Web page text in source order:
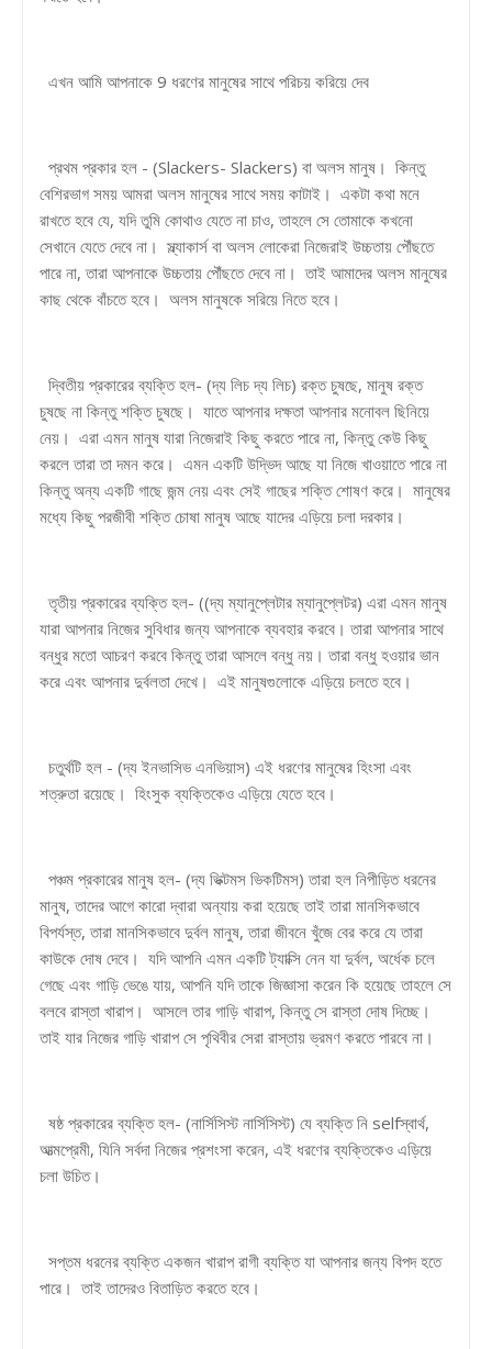
এখন আমি আপনাকে 9 ধরণের মানুষের সাথে পরিচয় করিয়ে দেব
প্রথম প্রকার হল - (Slackers- Slackers) বা অলস মানুষ। কিন্তু
বেশিরভাগ সময় আমরা অলস মানুষের সাথে সময় কাটাই। একটা কথা মনে
রাখতে হবে যে, যদি তুমি কোথাও যেতে না চাও, তাহলে সে তোমাকে কখনো
সেখানে যেতে দেবে না। স্ল্যাকার্স বা অলস লোকেরা নিজেরাই উচ্চতায় পৌঁছতে
পারে না, তারা আপনাকে উচ্চতায় পৌঁছতে দেবে না। তাই আমাদের অলস মানুষের
কাছ থেকে বাঁচতে হবে। অলস মানুষকে সরিয়ে নিতে হবে।
দ্বিতীয় প্রকারের ব্যক্তি হল- (দ্য লিচ দ্য লিচ) রক্ত ​​চুষছে, মানুষ রক্ত ​​
চুষছে না কিন্তু শক্তি চুষছে। যাতে আপনার দক্ষতা আপনার মনোবল ছিনিয়ে
নেয়। এরা এমন মানুষ যারা নিজেরাই কিছু করতে পারে না, কিন্তু কেউ কিছু
করলে তারা তা দমন করে। এমন একটি উদ্ভিদ আছে যা নিজে খাওয়াতে পারে না
কিন্তু অন্য একটি গাছে জন্ম নেয় এবং সেই গাছের শক্তি শোষণ করে। মানুষের
মধ্যে কিছু পরজীবী শক্তি চোষা মানুষ আছে যাদের এড়িয়ে চলা দরকার।
তৃতীয় প্রকারের ব্যক্তি হল- ((দ্য ম্যানুপ্লেটার ম্যানুপ্লেটর) এরা এমন মানুষ
যারা আপনার নিজের সুবিধার জন্য আপনাকে ব্যবহার করবে। তারা আপনার সাথে
বন্ধুর মতো আচরণ করবে কিন্তু তারা আসলে বন্ধু নয়। তারা বন্ধু হওয়ার ভান
করে এবং আপনার দুর্বলতা দেখে। এই মানুষগুলোকে এড়িয়ে চলতে হবে।
চতুর্থটি হল - (দ্য ইনভাসিভ এনভিয়াস) এই ধরণের মানুষের হিংসা এবং
শত্রুতা রয়েছে। হিংসুক ব্যক্তিকেও এড়িয়ে যেতে হবে।
পঞ্চম প্রকারের মানুষ হল- (দ্য ভিক্টমস ভিকটিমস) তারা হল নিপীড়িত ধরনের
মানুষ, তাদের আগে কারো দ্বারা অন্যায় করা হয়েছে তাই তারা মানসিকভাবে
বিপর্যস্ত, তারা মানসিকভাবে দুর্বল মানুষ, তারা জীবনে খুঁজে বের করে যে তারা
কাউকে দোষ দেবে। যদি আপনি এমন একটি ট্যাক্সি নেন যা দুর্বল, অর্ধেক চলে
গেছে এবং গাড়ি ভেঙে যায়, আপনি যদি তাকে জিজ্ঞাসা করেন কি হয়েছে তাহলে সে
বলবে রাস্তা খারাপ। আসলে তার গাড়ি খারাপ, কিন্তু সে রাস্তা দোষ দিচ্ছে।
তাই যার নিজের গাড়ি খারাপ সে পৃথিবীর সেরা রাস্তায় ভ্রমণ করতে পারবে না।
ষষ্ঠ প্রকারের ব্যক্তি হল- (নার্সিসিস্ট নার্সিসিস্ট) যে ব্যক্তি নি selfস্বার্থ,
আত্মপ্রেমী, যিনি সর্বদা নিজের প্রশংসা করেন, এই ধরণের ব্যক্তিকেও এড়িয়ে
চলা উচিত।
সপ্তম ধরনের ব্যক্তি একজন খারাপ রাগী ব্যক্তি যা আপনার জন্য বিপদ হতে
পারে। তাই তাদেরও বিতাড়িত করতে হবে।